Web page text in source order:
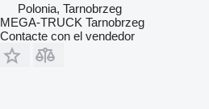
Polonia, Tarnobrzeg
MEGA-TRUCK Tarnobrzeg
Contacte con el vendedor